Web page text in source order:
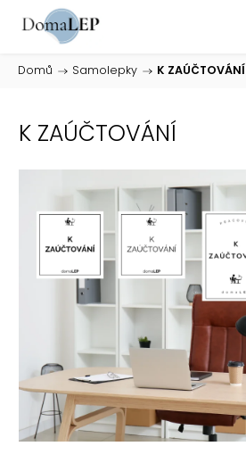
Domů / Samolepky / K ZAÚČTOVÁNÍ
K ZAÚČTOVÁNÍ